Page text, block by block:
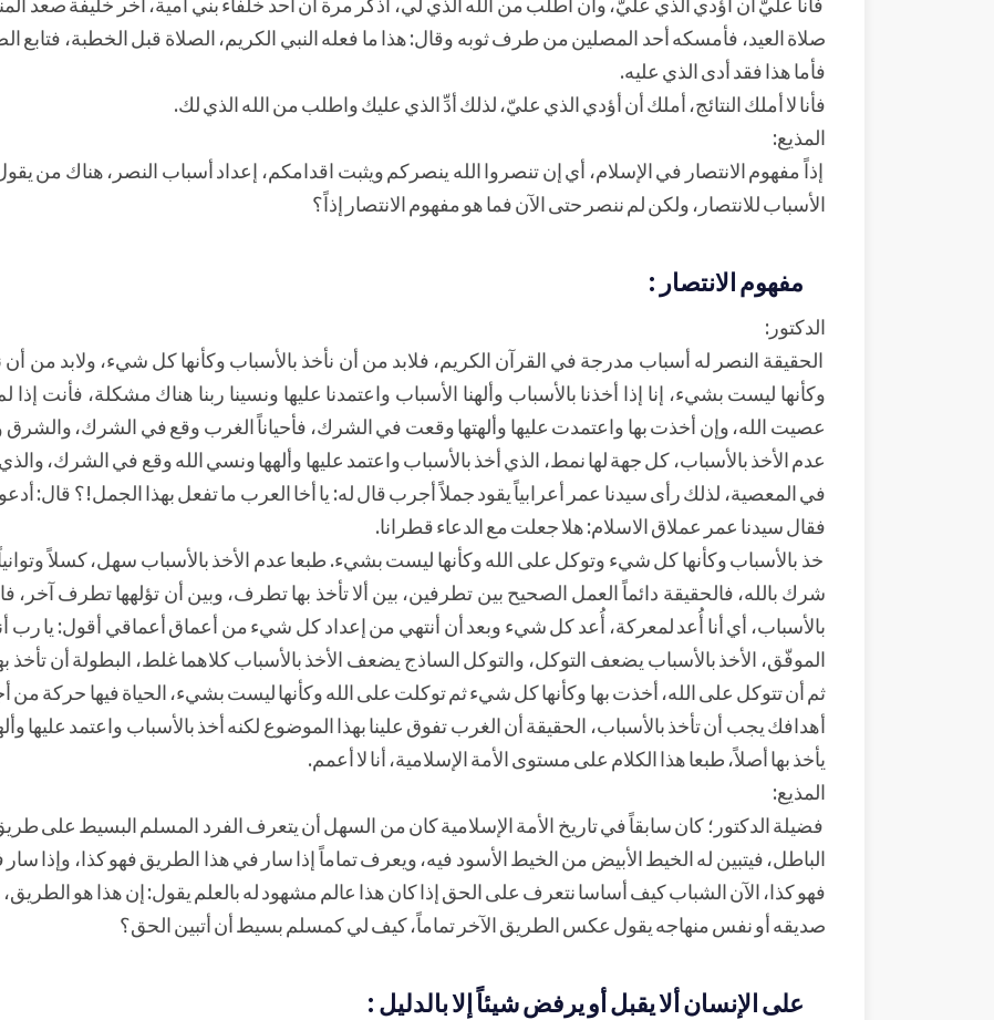
صلاة العيد، فأمسكه أحد المصلين من طرف ثوبه وقال: هذا ما فعله النبي الكريم، الصلاة قبل الخطبة، فتابع
فأما هذا فقد أدى الذي عليه.
فأنا لا أملك النتائج، أملك أن أؤدي الذي عليّ، لذلك أدِّ الذي عليك واطلب من الله الذي لك.
المذيع:
إذاً مفهوم الانتصار في الإسلام، أي إن تنصروا الله ينصركم ويثبت اقدامكم، إعداد أسباب النصر، هناك من
الأسباب للانتصار، ولكن لم ننصر حتى الآن فما هو مفهوم الانتصار إذاً؟
مفهوم الانتصار :
الدكتور:
الحقيقة النصر له أسباب مدرجة في القرآن الكريم، فلابد من أن نأخذ بالأسباب وكأنها كل شيء، ولابد من أن
وكأنها ليست بشيء، إنا إذا أخذنا بالأسباب وألهنا الأسباب واعتمدنا عليها ونسينا ربنا هناك مشكلة، فأنت إذا
عصيت الله، وإن أخذت بها واعتمدت عليها وألهتها وقعت في الشرك، فأحياناً الغرب وقع في الشرك،
عدم الأخذ بالأسباب، كل جهة لها نمط، الذي أخذ بالأسباب واعتمد عليها وألهها ونسي الله وقع في الشرك،
في المعصية، لذلك رأى سيدنا عمر أعرابياً يقود جملاً أجرب قال له: يا أخا العرب ما تفعل بهذا الجمل!؟ قال:
فقال سيدنا عمر عملاق الاسلام: هلا جعلت مع الدعاء قطرانا.
خذ بالأسباب وكأنها كل شيء وتوكل على الله وكأنها ليست بشيء. طبعا عدم الأخذ بالأسباب سهل، كسلاً وتوانياً
شرك بالله، فالحقيقة دائماً العمل الصحيح بين تطرفين، بين ألا تأخذ بها تطرف، وبين أن تؤلهها تطرف آخر،
بالأسباب، أي أنا أُعد لمعركة، أُعد كل شيء وبعد أن أنتهي من إعداد كل شيء من أعماق أعماقي أقول: يا رب
الموفّق، الأخذ بالأسباب يضعف التوكل، والتوكل الساذج يضعف الأخذ بالأسباب كلاهما غلط، البطولة أن تأخذ
ثم أن تتوكل على الله، أخذت بها وكأنها كل شيء ثم توكلت على الله وكأنها ليست بشيء، الحياة فيها حركة
أهدافك يجب أن تأخذ بالأسباب، الحقيقة أن الغرب تفوق علينا بهذا الموضوع لكنه أخذ بالأسباب واعتمد عليها
يأخذ بها أصلاً، طبعا هذا الكلام على مستوى الأمة الإسلامية، أنا لا أعمم.
المذيع:
فضيلة الدكتور؛ كان سابقاً في تاريخ الأمة الإسلامية كان من السهل أن يتعرف الفرد المسلم البسيط على
الباطل، فيتبين له الخيط الأبيض من الخيط الأسود فيه، ويعرف تماماً إذا سار في هذا الطريق فهو كذا، وإذا
فهو كذا، الآن الشباب كيف أساسا نتعرف على الحق إذا كان هذا عالم مشهود له بالعلم يقول: إن هذا هو
صديقه أو نفس منهاجه يقول عكس الطريق الآخر تماماً، كيف لي كمسلم بسيط أن أتبين الحق؟
على الإنسان ألا يقبل أو يرفض شيئاً إلا بالدليل :